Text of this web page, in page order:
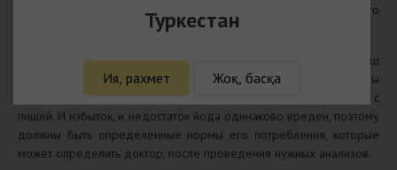
возникает перевозбудимость, а если их, наоборот, мало, то
человек страдает от вялости и апатии.
Работа щитовидной железы зависит от того, поступает ли в наш
организм йод. Он нужен, потому что гормон щитовидной железы
содержит атомы йода, который мы должны получать вместе с
пищей. И избыток, и недостаток йода одинаково вреден, поэтому
должны быть определенные нормы его потребления, которые
может определить доктор, после проведения нужных анализов.
Туркестан
Ия, рахмет Жоқ, басқа